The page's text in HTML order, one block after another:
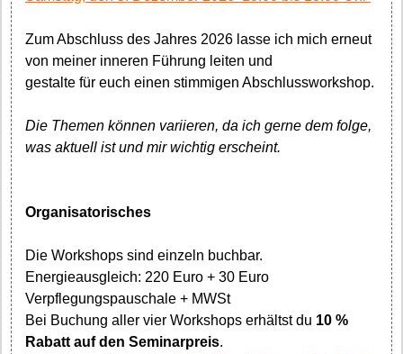
Zum Abschluss des Jahres 2026 lasse ich mich erneut
von meiner inneren Führung leiten und
gestalte für euch einen stimmigen Abschlussworkshop.
Die Themen können variieren, da ich gerne dem folge,
was aktuell ist und mir wichtig erscheint.
Organisatorisches
Die Workshops sind einzeln buchbar.
Energieausgleich: 220 Euro + 30 Euro
Verpflegungspauschale + MWSt
Bei Buchung aller vier Workshops erhältst du 10 %
Rabatt auf den Seminarpreis.